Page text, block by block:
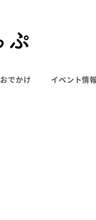
おでかけ イベント情